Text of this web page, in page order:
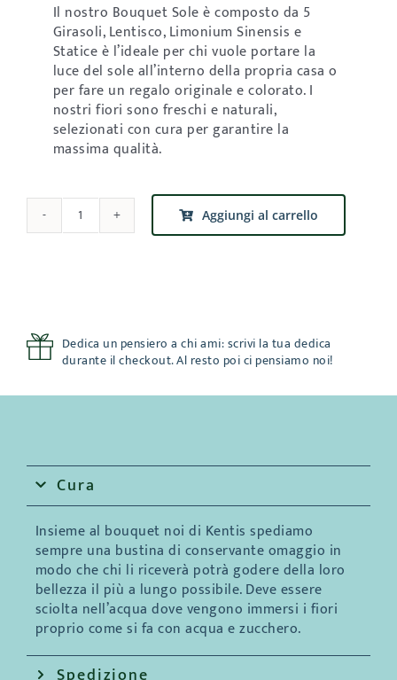
Il nostro Bouquet Sole è composto da 5
Girasoli, Lentisco, Limonium Sinensis e
Statice è l’ideale per chi vuole portare la
luce del sole all’interno della propria casa o
per fare un regalo originale e colorato. I
nostri fiori sono freschi e naturali,
selezionati con cura per garantire la
massima qualità.
Bouquet
Aggiungi al carrello
Dedica un pensiero a chi ami: scrivi la tua dedica
durante il checkout. Al resto poi ci pensiamo noi!
Cura
Insieme al bouquet noi di Kentis spediamo
sempre una bustina di conservante omaggio in
modo che chi li riceverà potrà godere della loro
bellezza il più a lungo possibile. Deve essere
sciolta nell’acqua dove vengono immersi i fiori
proprio come si fa con acqua e zucchero.